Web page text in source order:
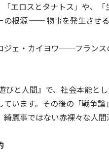
「エロスとタナトス」や、
の根源 ── 物事を発生させ
ジェ・カイヨワ──フラン
びと人間』で、社会本能
います。その後の「戦争論
綺麗事ではない赤裸々な人間